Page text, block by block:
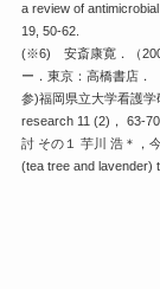
a review of
19, 50-62.
(※6) 安斎康寛．（
ー．東京：高橋書店．
参)福岡県立大学看護
research 11 (2)， 63-
討 その１ 芋川 浩＊，
(tea tree and lavender)